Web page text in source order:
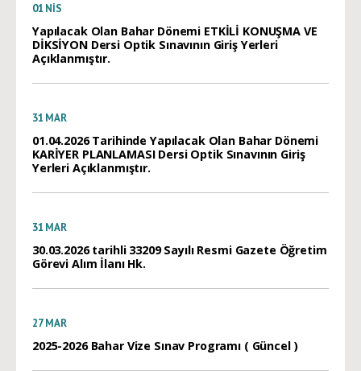
01 NIS
Yapılacak Olan Bahar Dönemi ETKİLİ KONUŞMA VE
DİKSİYON Dersi Optik Sınavının Giriş Yerleri
Açıklanmıştır.
31 MAR
01.04.2026 Tarihinde Yapılacak Olan Bahar Dönemi
KARİYER PLANLAMASI Dersi Optik Sınavının Giriş
Yerleri Açıklanmıştır.
31 MAR
30.03.2026 tarihli 33209 Sayılı Resmi Gazete Öğretim
Görevi Alım İlanı Hk.
27 MAR
2025-2026 Bahar Vize Sınav Programı ( Güncel )